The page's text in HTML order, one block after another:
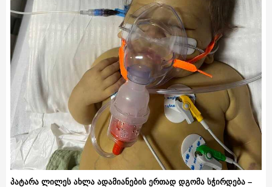
პატარა ლილეს ახლა ადამიანების ერთად დგომა სჭირდება –